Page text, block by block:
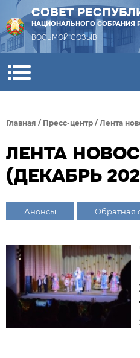
СОВЕТ
НАЦИОНАЛЬНОГО СОБРАНИЯ
ВОСЬМОЙ СОЗЫВ
Главная / Пресс-центр / Лента
ЛЕНТА
(ДЕКАБРЬ
Анонсы Обратная